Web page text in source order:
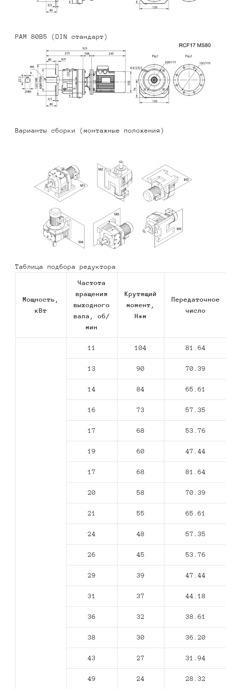
PAM 80B5 (DIN стандарт)
Варианты сборки (монтажные положения)
Таблица подбора редуктора
Мощность,
кВт
Частота
вращения
выходного
вала, об/
мин
Крутящий
момент,
Н*м
Передаточное
число
11 104 81.64
13 90 70.39
14 84 65.61
16 73 57.35
17 68 53.76
19 60 47.44
17 68 81.64
20 58 70.39
21 55 65.61
24 48 57.35
26 45 53.76
29 39 47.44
31 37 44.18
36 32 38.61
38 30 36.20
43 27 31.94
49 24 28.32